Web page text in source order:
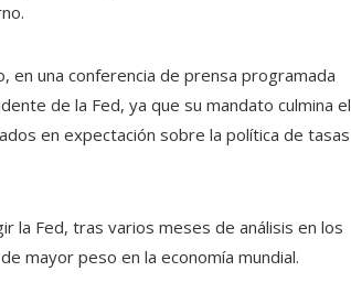
en una conferencia de prensa programada
de la Fed, ya que su mandato culmina el
en expectación sobre la política de tasas
la Fed, tras varios meses de análisis en los
mayor peso en la economía mundial.